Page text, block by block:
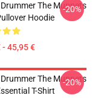
The Muppets
Hoodie
- 45,95 €
-20%
The Muppets
T-Shirt
-20%